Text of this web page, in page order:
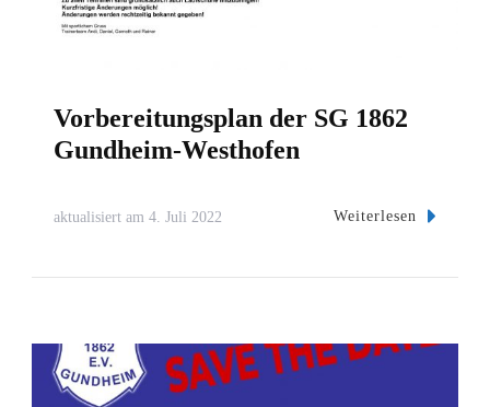
Vorbereitungsplan der SG 1862
Gundheim-Westhofen
aktualisiert am 4. Juli 2022 Weiterlesen